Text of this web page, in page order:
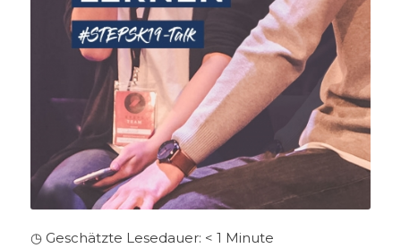
◷ Geschätzte Lesedauer: < 1 Minute